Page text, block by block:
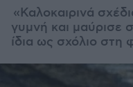
«Καλοκαιρινά
γυμνή και μαύρισε
ίδια ως σχόλιο στη